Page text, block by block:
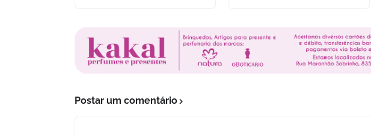
Postar um comentário